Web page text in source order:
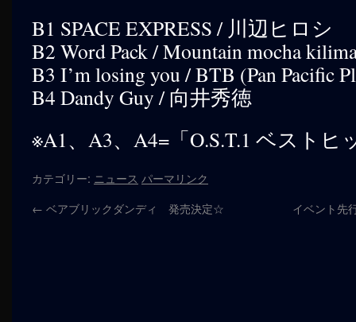
B1 SPACE EXPRESS / 川辺ヒロシ
B2 Word Pack / Mountain mocha
B3 I’m losing you / BTB (Pan Pacific
B4 Dandy Guy / 向井秀徳
※A1、A3、A4=「O.S.T.1 ベストヒ
カテゴリー: ニュース パーマリンク
← ベアブリックダンディ 発売決定☆ イベント先